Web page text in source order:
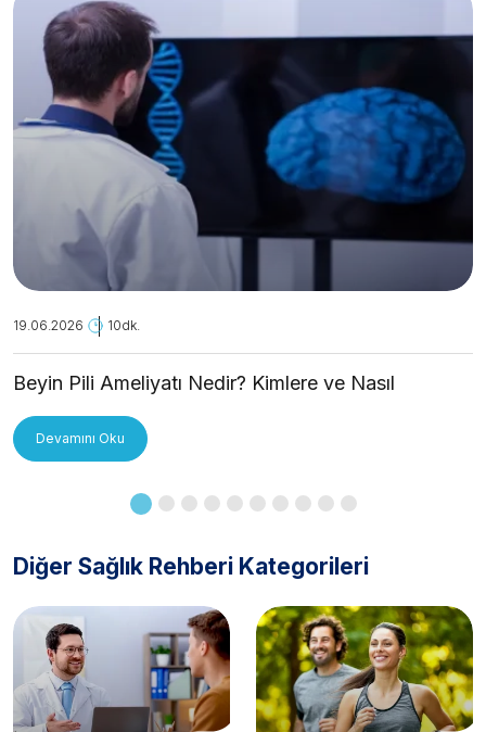
19.06.2026 10dk.
Beyin Pili Ameliyatı Nedir? Kimlere ve Nasıl
Devamını Oku
Diğer Sağlık Rehberi Kategorileri